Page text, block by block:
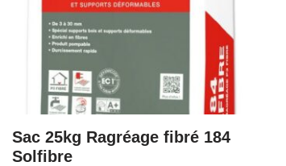
Sac 25kg Ragréage fibré 184
Solfibre